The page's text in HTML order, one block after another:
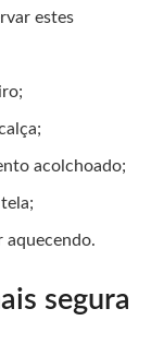
estes
acolchoado;
aquecendo.
segura